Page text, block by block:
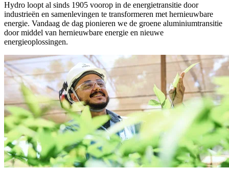
Hydro loopt al sinds 1905 voorop in de energietransitie door
industrieën en samenlevingen te transformeren met hernieuwbare
energie. Vandaag de dag pionieren we de groene aluminiumtransitie
door middel van hernieuwbare energie en nieuwe
energieoplossingen.